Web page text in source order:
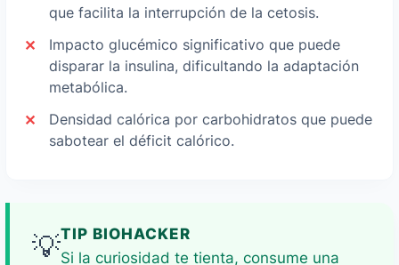
que facilita la interrupción de la cetosis.
Impacto glucémico significativo que puede
disparar la insulina, dificultando la adaptación
metabólica.
Densidad calórica por carbohidratos que puede
sabotear el déficit calórico.
💡TIP BIOHACKER
Si la curiosidad te tienta, consume una